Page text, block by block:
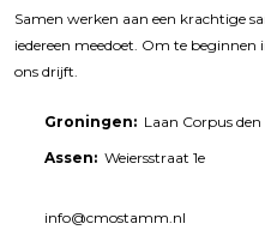
Samen werken aan een krachtige
iedereen meedoet. Om te
ons drijft.
Groningen: Laan Corpus
Assen: Weiersstraat 1e
info@cmostamm.nl